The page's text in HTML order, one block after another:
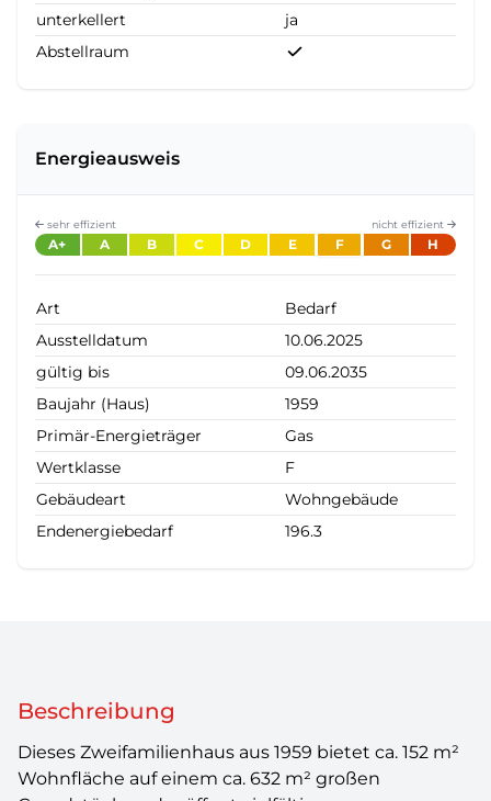
unterkellert
ja
Abstellraum
Energieausweis
sehr effizient nicht effizient
A+ A B C D E F G H
Art
Bedarf
Ausstelldatum
10.06.2025
gültig bis
09.06.2035
Baujahr (Haus)
1959
Primär-Energieträger
Gas
Wertklasse
F
Gebäudeart
Wohngebäude
Endenergiebedarf
196.3
Beschreibung
Dieses Zweifamilienhaus aus 1959 bietet ca. 152 m²
Wohnfläche auf einem ca. 632 m² großen